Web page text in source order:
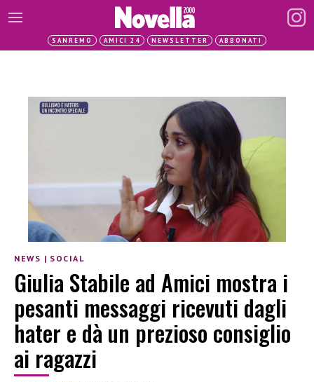
SANREMO AMICI 24 NEWSLETTER ABBONATI
NEWS | SOCIAL
Giulia Stabile ad Amici mostra i
pesanti messaggi ricevuti dagli
hater e dà un prezioso consiglio
ai ragazzi